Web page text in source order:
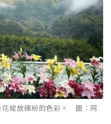
綻放繽紛的色彩。 圖：阿